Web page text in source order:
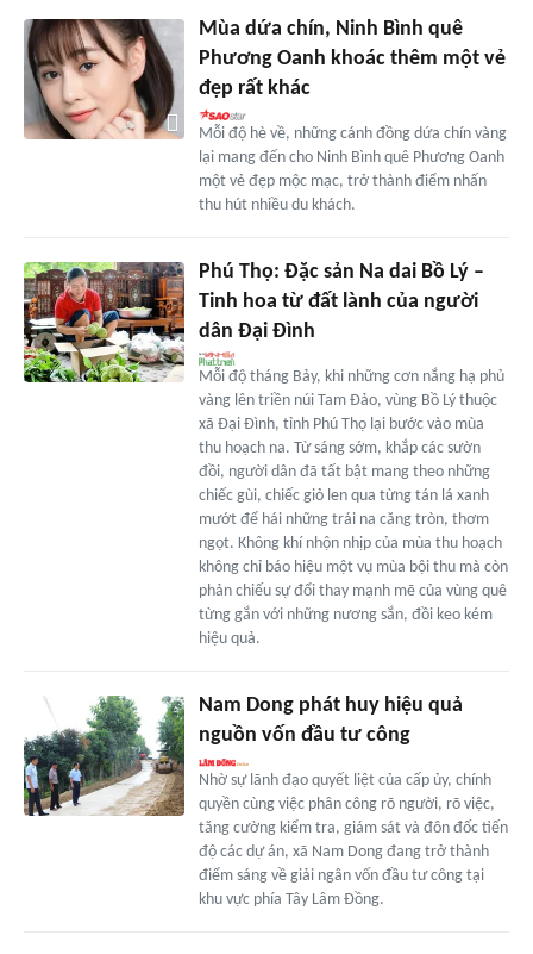
Mùa dứa chín, Ninh Bình quê
Phương Oanh khoác thêm một vẻ
đẹp rất khác
Mỗi độ hè về, những cánh đồng dứa chín vàng
lại mang đến cho Ninh Bình quê Phương Oanh
một vẻ đẹp mộc mạc, trở thành điểm nhấn
thu hút nhiều du khách.
Phú Thọ: Đặc sản Na dai Bồ Lý –
Tinh hoa từ đất lành của người
dân Đại Đình
Mỗi độ tháng Bảy, khi những cơn nắng hạ phủ
vàng lên triền núi Tam Đảo, vùng Bồ Lý thuộc
xã Đại Đình, tỉnh Phú Thọ lại bước vào mùa
thu hoạch na. Từ sáng sớm, khắp các sườn
đồi, người dân đã tất bật mang theo những
chiếc gùi, chiếc giỏ len qua từng tán lá xanh
mướt để hái những trái na căng tròn, thơm
ngọt. Không khí nhộn nhịp của mùa thu hoạch
không chỉ báo hiệu một vụ mùa bội thu mà còn
phản chiếu sự đổi thay mạnh mẽ của vùng quê
từng gắn với những nương sắn, đồi keo kém
hiệu quả.
Nam Dong phát huy hiệu quả
nguồn vốn đầu tư công
Nhờ sự lãnh đạo quyết liệt của cấp ủy, chính
quyền cùng việc phân công rõ người, rõ việc,
tăng cường kiểm tra, giám sát và đôn đốc tiến
độ các dự án, xã Nam Dong đang trở thành
điểm sáng về giải ngân vốn đầu tư công tại
khu vực phía Tây Lâm Đồng.